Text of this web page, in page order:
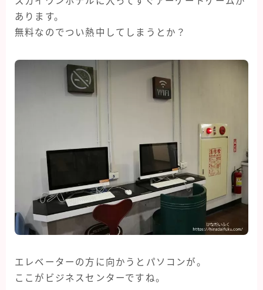
あります。
無料なのでつい熱中してしまうとか？
エレベーターの方に向かうとパソコンが。
ここがビジネスセンターですね。